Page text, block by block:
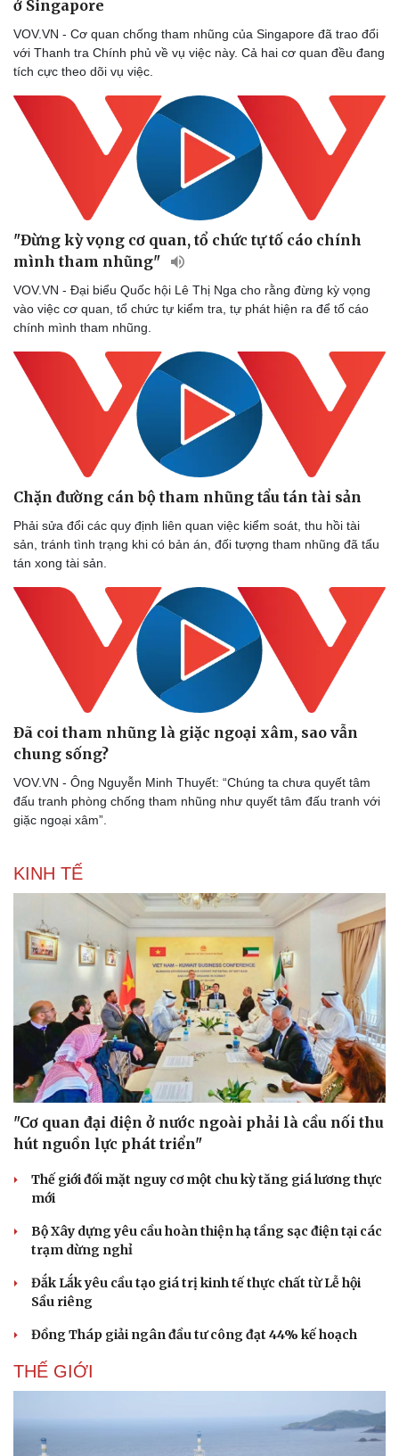
Bóng đá
Lịch thi đấu bóng đá
Thế giới thể thao
eSports
Ô tô - Xe máy
Ô tô
Xe máy
Tư vấn
ở Singapore
VOV.VN - Cơ quan chống tham nhũng của Singapore đã trao đổi
với Thanh tra Chính phủ về vụ việc này. Cả hai cơ quan đều đang
tích cực theo dõi vụ việc.
"Đừng kỳ vọng cơ quan, tổ chức tự tố cáo chính
mình tham nhũng"
VOV.VN - Đại biểu Quốc hội Lê Thị Nga cho rằng đừng kỳ vọng
vào việc cơ quan, tổ chức tự kiểm tra, tự phát hiện ra để tố cáo
chính mình tham nhũng.
Chặn đường cán bộ tham nhũng tẩu tán tài sản
Phải sửa đổi các quy định liên quan việc kiểm soát, thu hồi tài
sản, tránh tình trạng khi có bản án, đối tượng tham nhũng đã tẩu
tán xong tài sản.
Đã coi tham nhũng là giặc ngoại xâm, sao vẫn
chung sống?
VOV.VN - Ông Nguyễn Minh Thuyết: “Chúng ta chưa quyết tâm
đấu tranh phòng chống tham nhũng như quyết tâm đấu tranh với
giặc ngoại xâm”.
KINH TẾ
"Cơ quan đại diện ở nước ngoài phải là cầu nối thu
hút nguồn lực phát triển"
Thế giới đối mặt nguy cơ một chu kỳ tăng giá lương thực
mới
Bộ Xây dựng yêu cầu hoàn thiện hạ tầng sạc điện tại các
trạm dừng nghỉ
Đắk Lắk yêu cầu tạo giá trị kinh tế thực chất từ Lễ hội
Sầu riêng
Đồng Tháp giải ngân đầu tư công đạt 44% kế hoạch
THẾ GIỚI